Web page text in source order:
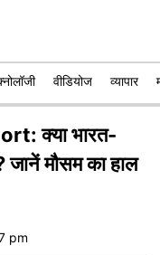
वीडियोज व्यापार
क्या भारत-
जानें मौसम का हाल
pm